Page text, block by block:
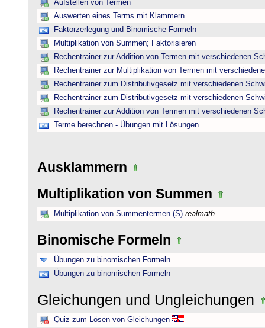
Aufstellen von Termen
Auswerten eines Terms mit Klammern
Faktorzerlegung und Binomische Formeln
Multiplikation von Summen; Faktorisieren
Rechentrainer zur Addition von Termen mit verschiedenen
Rechentrainer zur Multiplikation von Termen mit
Rechentrainer zum Distributivgesetz mit verschiedenen
Rechentrainer zum Distributivgesetz mit verschiedenen
Rechentrainer zur Addition von Termen mit verschiedenen
Terme berechnen - Übungen mit Lösungen
Ausklammern
Multiplikation von Summen
Multiplikation von Summentermen (S) realmath
Binomische Formeln
Übungen zu binomischen Formeln
Übungen zu binomischen Formeln
Gleichungen und Ungleichungen
Quiz zum Lösen von Gleichungen